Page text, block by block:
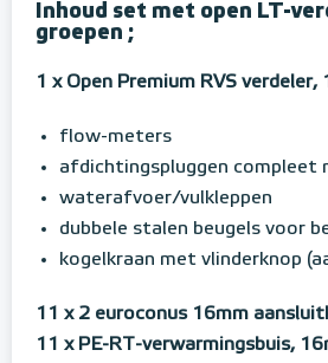
Inhoud set met open LT-
groepen ;
1 x Open Premium RVS verdeler,
flow-meters
afdichtingspluggen compleet
waterafvoer/vulkleppen
dubbele stalen beugels voor
kogelkraan met vlinderknop
11 x 2 euroconus 16mm
11 x PE-RT-verwarmingsbuis,